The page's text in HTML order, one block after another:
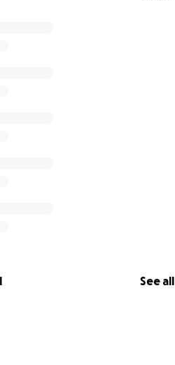
See all